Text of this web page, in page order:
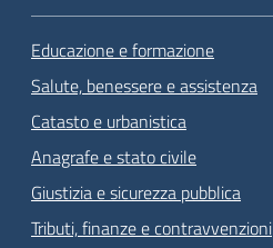
Educazione e formazione
Salute, benessere e assistenza
Catasto e urbanistica
Anagrafe e stato civile
Giustizia e sicurezza pubblica
Tributi, finanze e contravvenzioni